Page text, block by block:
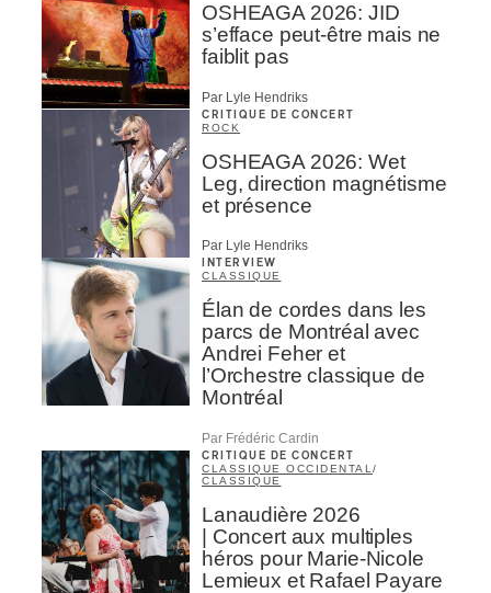
OSHEAGA 2026: JID
s’efface peut-être mais ne
faiblit pas
Par Lyle Hendriks
CRITIQUE DE CONCERT
ROCK
OSHEAGA 2026: Wet
Leg, direction magnétisme
et présence
Par Lyle Hendriks
INTERVIEW
CLASSIQUE
Élan de cordes dans les
parcs de Montréal avec
Andrei Feher et
l’Orchestre classique de
Montréal
Par Frédéric Cardin
CRITIQUE DE CONCERT
CLASSIQUE OCCIDENTAL /
CLASSIQUE
Lanaudière 2026
| Concert aux multiples
héros pour Marie-Nicole
Lemieux et Rafael Payare